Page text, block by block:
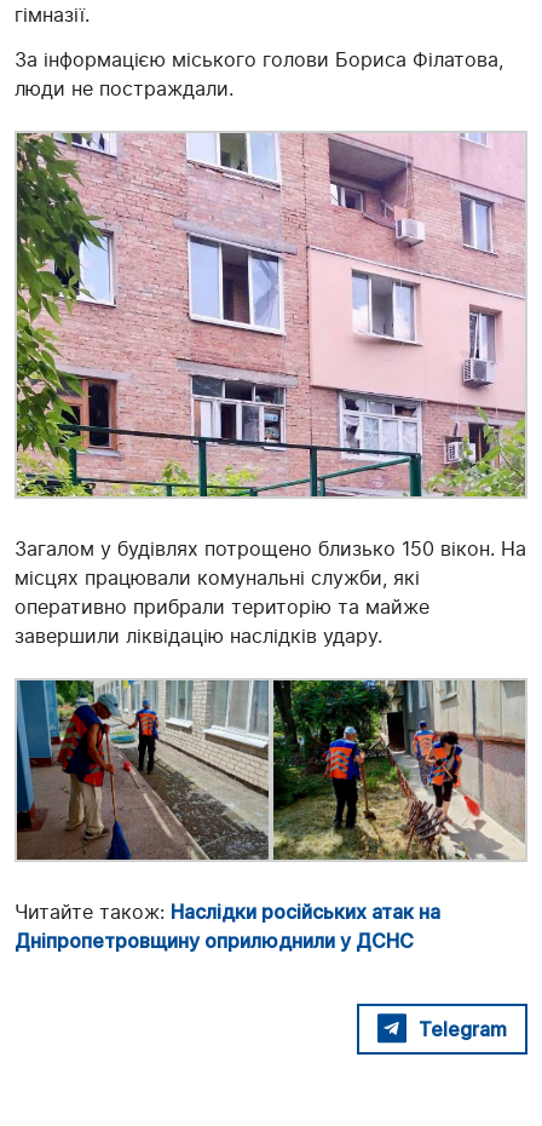
гімназії.
За інформацією міського голови Бориса Філатова,
люди не постраждали.
Загалом у будівлях потрощено близько 150 вікон. На
місцях працювали комунальні служби, які
оперативно прибрали територію та майже
завершили ліквідацію наслідків удару.
Читайте також: Наслідки російських атак на
Дніпропетровщину оприлюднили у ДСНС
Telegram